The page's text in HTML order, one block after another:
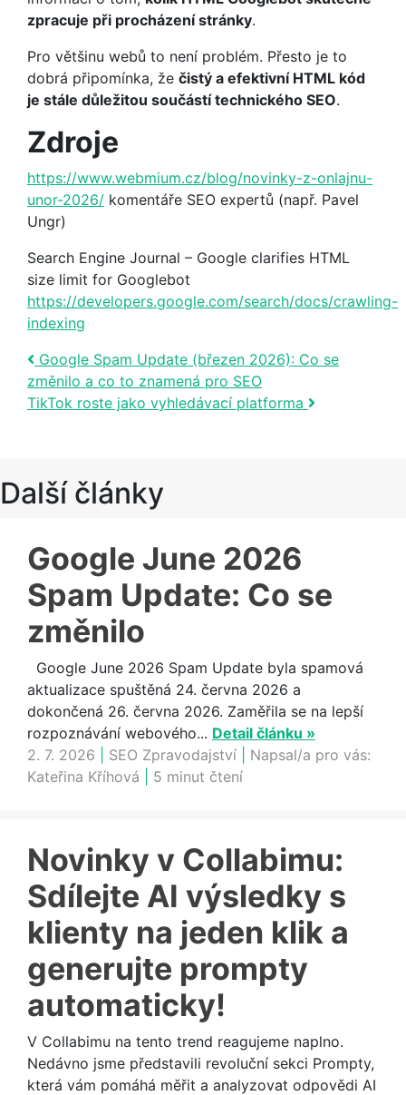
zpracuje při procházení stránky.
Pro většinu webů to není problém. Přesto je to
dobrá připomínka, že čistý a efektivní HTML kód
je stále důležitou součástí technického SEO.
Zdroje
https://www.webmium.cz/blog/novinky-z-onlajnu-
unor-2026/ komentáře SEO expertů (např. Pavel
Ungr)
Search Engine Journal – Google clarifies HTML
size limit for Googlebot
https://developers.google.com/search/docs/crawling-
indexing
Post navigation
Google Spam Update (březen 2026): Co se
změnilo a co to znamená pro SEO
TikTok roste jako vyhledávací platforma
Další články
Google June 2026
Spam Update: Co se
změnilo
Google June 2026 Spam Update byla spamová
aktualizace spuštěná 24. června 2026 a
dokončená 26. června 2026. Zaměřila se na lepší
rozpoznávání webového... Detail článku »
2. 7. 2026
SEO Zpravodajství
Napsal/a pro vás:
Kateřina Kříhová
5 minut čtení
Novinky v Collabimu:
Sdílejte AI výsledky s
klienty na jeden klik a
generujte prompty
automaticky!
V Collabimu na tento trend reagujeme naplno.
Nedávno jsme představili revoluční sekci Prompty,
která vám pomáhá měřit a analyzovat odpovědi AI